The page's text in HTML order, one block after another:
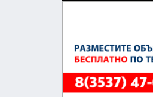
+7 (905) 814-